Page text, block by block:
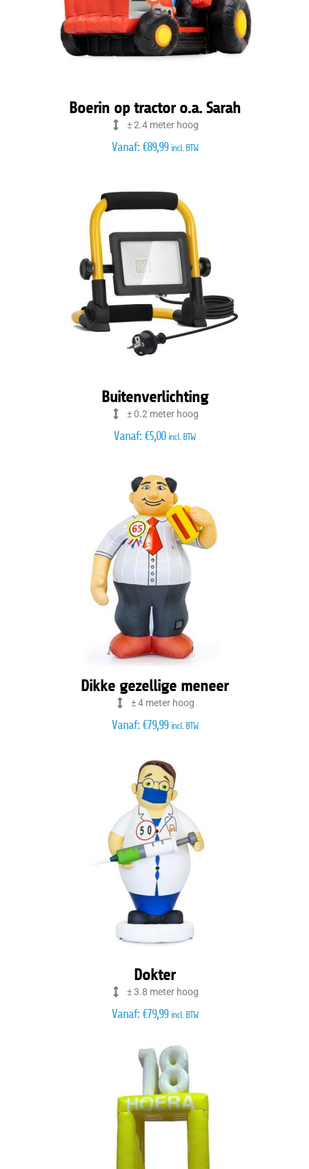
Boerin op tractor o.a. Sarah
± 2.4 meter hoog
Vanaf: €89,99 incl. BTW
Buitenverlichting
± 0.2 meter hoog
Vanaf: €5,00 incl. BTW
Dikke gezellige meneer
± 4 meter hoog
Vanaf: €79,99 incl. BTW
Dokter
± 3.8 meter hoog
Vanaf: €79,99 incl. BTW